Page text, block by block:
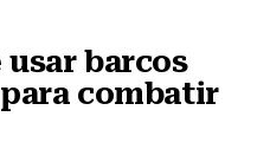
usar barcos
combatir